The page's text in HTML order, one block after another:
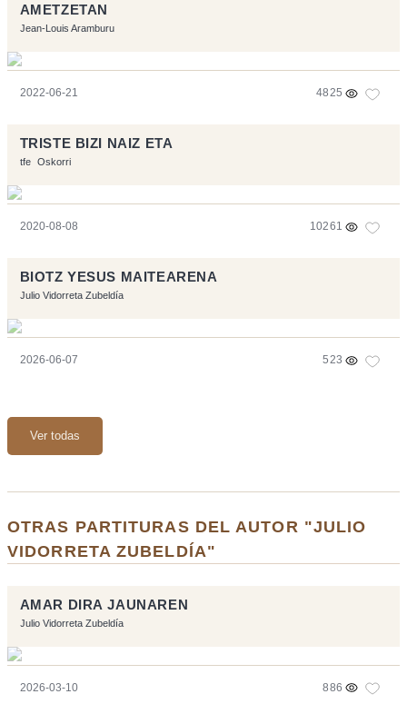
AMETZETAN
Jean-Louis Aramburu
2022-06-21 4825
TRISTE BIZI NAIZ ETA
tfe Oskorri
2020-08-08 10261
BIOTZ YESUS MAITEARENA
Julio Vidorreta Zubeldía
2026-06-07 523
Ver todas
OTRAS PARTITURAS DEL AUTOR "JULIO
VIDORRETA ZUBELDÍA"
AMAR DIRA JAUNAREN
Julio Vidorreta Zubeldía
2026-03-10 886